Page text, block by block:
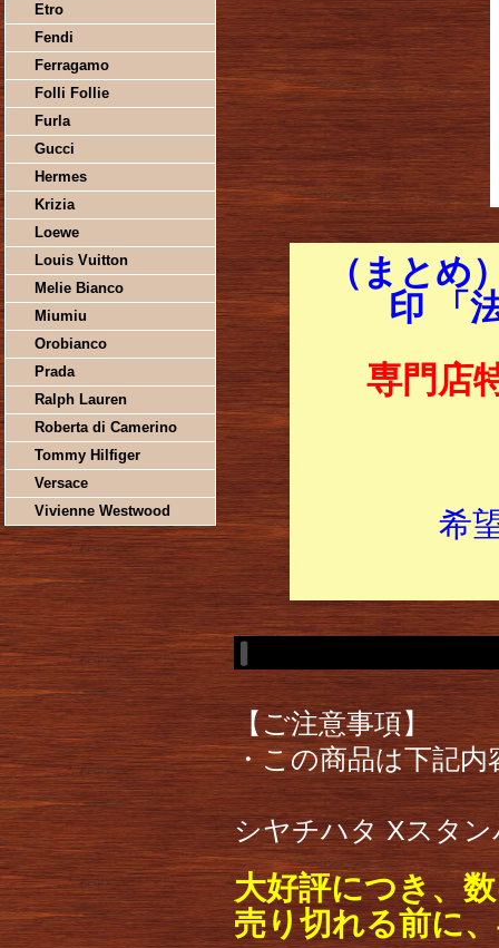
Etro
Fendi
Ferragamo
Folli Follie
Furla
Gucci
Hermes
Krizia
Loewe
Louis Vuitton
Melie Bianco
Miumiu
Orobianco
Prada
Ralph Lauren
Roberta di Camerino
Tommy Hilfiger
Versace
Vivienne Westwood
（まとめ
印 「
専門店
希
【ご注意事項】
・この商品は下記
シヤチハタ Xスタン
大好評につき、
売り切れる前に